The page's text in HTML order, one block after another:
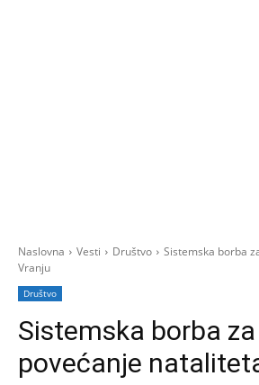
Naslovna Vesti Društvo
Sistemska borba
Vranju
Društvo
Sistemska borba za
povećanje